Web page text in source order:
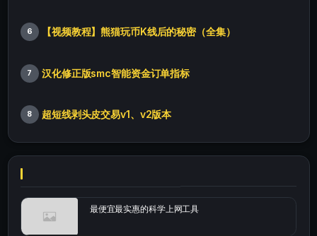
6 【视频教程】熊猫玩币K线后的秘密（全集）
7 汉化修正版smc智能资金订单指标
8 超短线剥头皮交易v1、v2版本
最便宜最实惠的科学上网工具